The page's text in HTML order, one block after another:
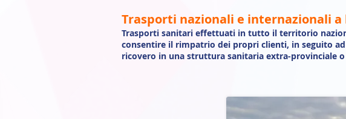
Trasporti nazionali e internazionali a
Trasporti sanitari effettuati in tutto il territorio
consentire il rimpatrio dei propri clienti, in seguito
ricovero in una struttura sanitaria extra-provinciale